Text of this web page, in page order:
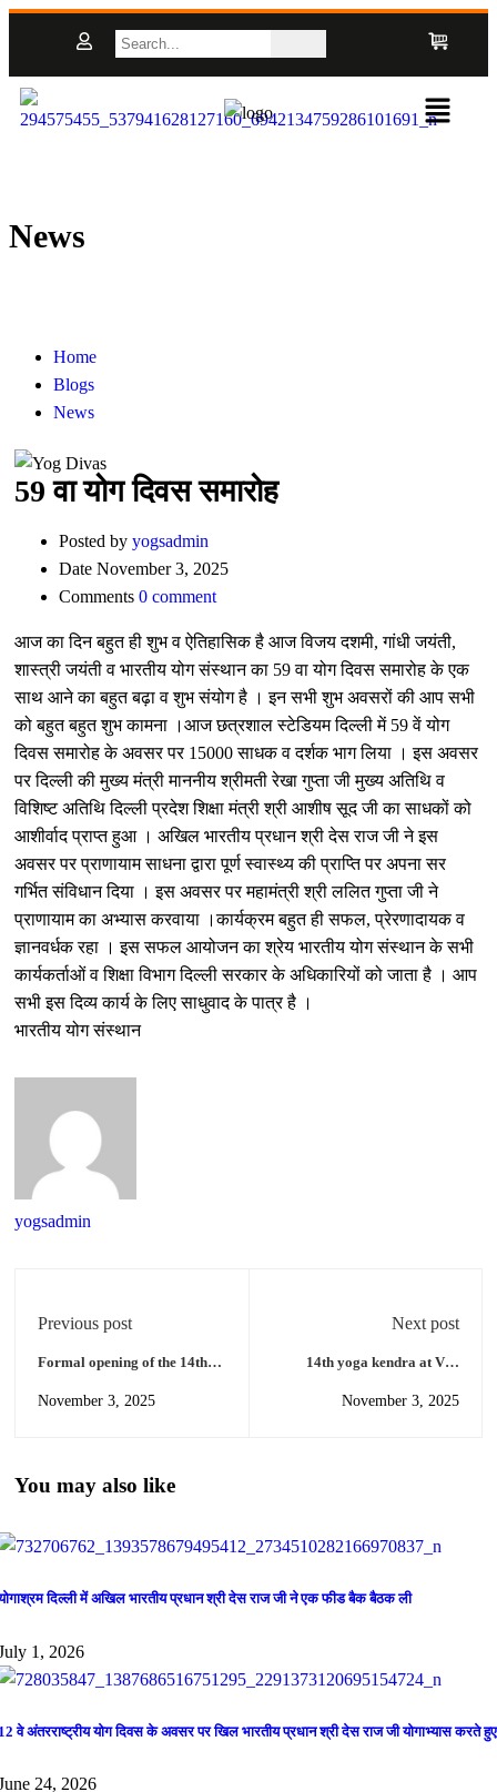
News
Home
Blogs
News
59 वा योग दिवस समारोह
Posted by yogsadmin
Date November 3, 2025
Comments 0 comment
आज का दिन बहुत ही शुभ व ऐतिहासिक है आज विजय दशमी, गांधी जयंती,
शास्त्री जयंती व भारतीय योग संस्थान का 59 वा योग दिवस समारोह के एक
साथ आने का बहुत बढ़ा व शुभ संयोग है । इन सभी शुभ अवसरों की आप सभी
को बहुत बहुत शुभ कामना ।आज छत्रशाल स्टेडियम दिल्ली में 59 वें योग
दिवस समारोह के अवसर पर 15000 साधक व दर्शक भाग लिया । इस अवसर
पर दिल्ली की मुख्य मंत्री माननीय श्रीमती रेखा गुप्ता जी मुख्य अतिथि व
विशिष्ट अतिथि दिल्ली प्रदेश शिक्षा मंत्री श्री आशीष सूद जी का साधकों को
आशीर्वाद प्राप्त हुआ । अखिल भारतीय प्रधान श्री देस राज जी ने इस
अवसर पर प्राणायाम साधना द्वारा पूर्ण स्वास्थ्य की प्राप्ति पर अपना सर
गर्भित संविधान दिया । इस अवसर पर महामंत्री श्री ललित गुप्ता जी ने
प्राणायाम का अभ्यास करवाया ।कार्यक्रम बहुत ही सफल, प्रेरणादायक व
ज्ञानवर्धक रहा । इस सफल आयोजन का श्रेय भारतीय योग संस्थान के सभी
कार्यकर्ताओं व शिक्षा विभाग दिल्ली सरकार के अधिकारियों को जाता है । आप
सभी इस दिव्य कार्य के लिए साधुवाद के पात्र है ।
भारतीय योग संस्थान
yogsadmin
Previous post
Formal opening of the 14th
November 3, 2025
Next post
14th yoga kendra at VIP
November 3, 2025
You may also like
दिल्ली में अखिल भारतीय प्रधान श्री देस राज जी ने एक फीड बैक बैठक ली
1, 2026
वे अंतरराष्ट्रीय योग दिवस के अवसर पर खिल भारतीय प्रधान श्री देस राज जी योगाभ्यास करते हुए
24, 2026